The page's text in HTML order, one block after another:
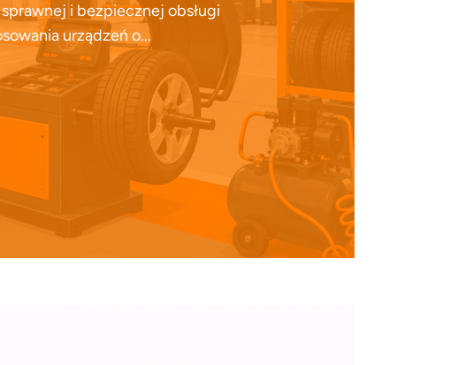
i bezpiecznej obsługi
urządzeń o...